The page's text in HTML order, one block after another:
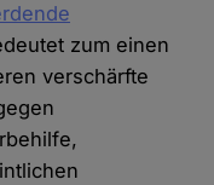
zum einen
verschärfte